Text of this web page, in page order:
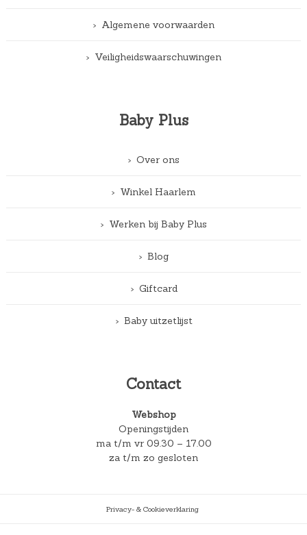
Algemene voorwaarden
Veiligheidswaarschuwingen
Baby Plus
Over ons
Winkel Haarlem
Werken bij Baby Plus
Blog
Giftcard
Baby uitzetlijst
Contact
Webshop
Openingstijden
ma t/m vr 09.30 – 17.00
za t/m zo gesloten
Privacy- & Cookieverklaring